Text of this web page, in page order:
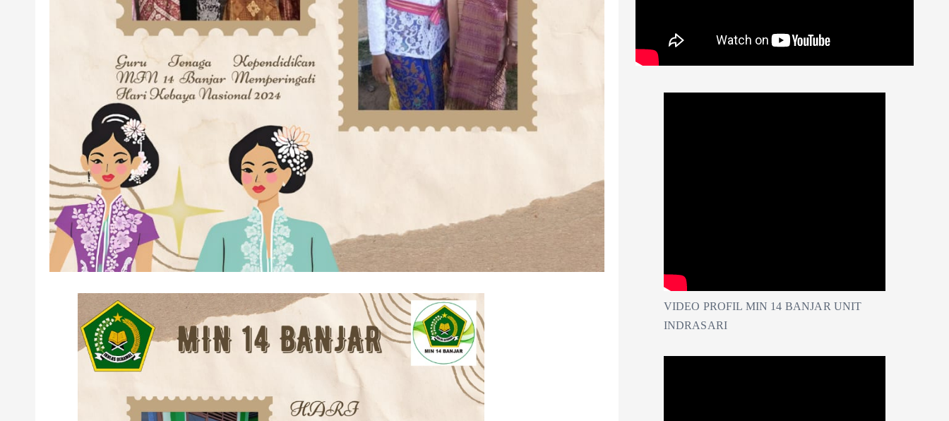
VIDEO PROFIL MIN 14 BANJAR UNIT
INDRASARI